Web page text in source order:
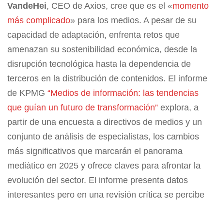
VandeHei, CEO de Axios, cree que es el «momento
más complicado» para los medios. A pesar de su
capacidad de adaptación, enfrenta retos que
amenazan su sostenibilidad económica, desde la
disrupción tecnológica hasta la dependencia de
terceros en la distribución de contenidos. El informe
de KPMG “Medios de información: las tendencias
que guían un futuro de transformación” explora, a
partir de una encuesta a directivos de medios y un
conjunto de análisis de especialistas, los cambios
más significativos que marcarán el panorama
mediático en 2025 y ofrece claves para afrontar la
evolución del sector. El informe presenta datos
interesantes pero en una revisión crítica se percibe